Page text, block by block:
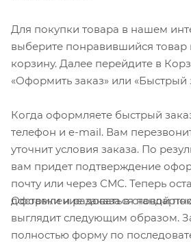
Для покупки товара в нашем
выберите понравившийся товар
корзину. Далее перейдите в
«Оформить заказ» или «Быстрый
Когда оформляете быстрый
телефон и e-mail. Вам
уточнит условия заказа. По
вам придет подтверждение
почту или через СМС. Теперь
доставки и радоваться новой
Оформление заказа в
выглядит следующим образом.
полностью форму по